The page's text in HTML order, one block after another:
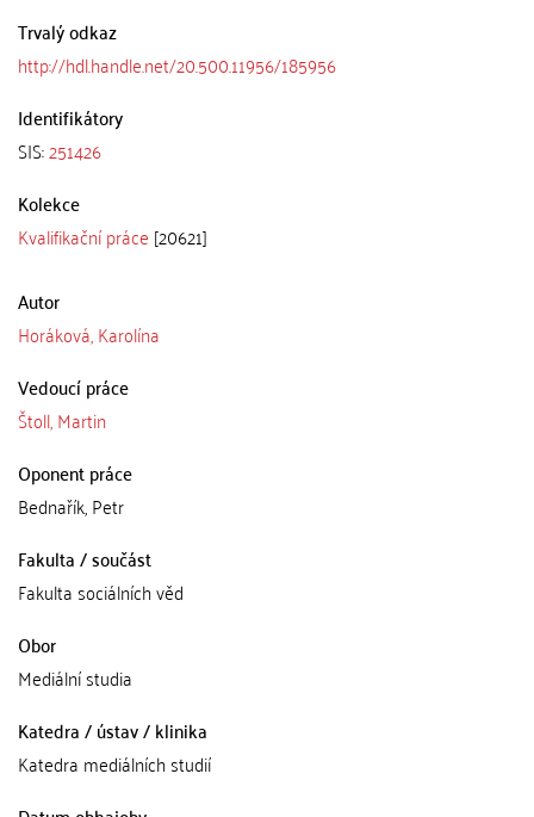
Trvalý odkaz
http://hdl.handle.net/20.500.11956/185956
Identifikátory
SIS:251426
Kolekce
Kvalifikační práce [20621]
Autor
Horáková, Karolína
Vedoucí práce
Štoll, Martin
Oponent práce
Bednařík, Petr
Fakulta / součást
Fakulta sociálních věd
Obor
Mediální studia
Katedra / ústav / klinika
Katedra mediálních studií